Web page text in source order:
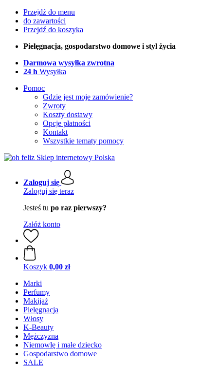
Przejdź do menu
do zawartości
Przejdź do koszyka
Pielęgnacja, gospodarstwo domowe i styl życia
Darmowa wysyłka zwrotna
24 h Wysyłka
Pomoc
Gdzie jest moje zamówienie?
Zwroty
Koszty dostawy
Opcje płatności
Kontakt
Wszystkie tematy pomocy
Zaloguj się
Zaloguj się teraz
Jesteś tu po raz pierwszy?
Załóż konto
Koszyk 0,00 zł
Marki
Perfumy
Makijaż
Pielęgnacja
Włosy
K-Beauty
Mężczyzna
Niemowlę i małe dziecko
Gospodarstwo domowe
SALE